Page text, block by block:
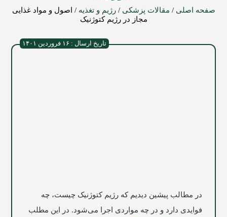
صفحه اصلی / مقالات پزشکی /رژیم و تغذیه / اصول و مواد غذایی
مجاز در رژیم کتوژنیک
تاریخ ارسال : ۱۶ فروردین ۱۴۰۱
در مطالب پیشین دیدیم که رژیم کتوژنیک چیست، چه
فوایدی دارد و در چه مواردی اجرا می‌شود. در این مطلب